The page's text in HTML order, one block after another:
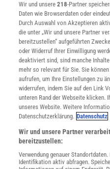
Verträge kündigen
INFO
Mediadaten
Datenschutz
Nutzungsbedingungen
Cookie-Einstellungen
Utiq verwalten
Nutzungsbasierte
Alle Artikel
Impressum
Angebote für Schulen
Angebote für Institutionen
Sprachen lernen mit Gymglish
Lexika
Wir und unsere218-Partner
Daten wie Browserdaten oder
Durch Auswahl von Akzeptieren
die unter „Wir und unsere Partner
bereitzustellen“ aufgeführten
oder Widerruf Ihrer Einwilligung
deaktiviert sind, sind manche
mehr so relevant für Sie. Sie
aufrufen, um Ihre Einstellungen zu
widerrufen, indem Sie auf den Link
unteren Rand der Webseite klicken.
unseres Website. Weitere
Datenschutzerklärung. Datenschutz
Wir und unsere Partner
bereitzustellen:
Verwendung genauer
Identifikation aktiv abfragen.